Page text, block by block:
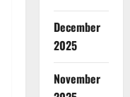
December
2025
November